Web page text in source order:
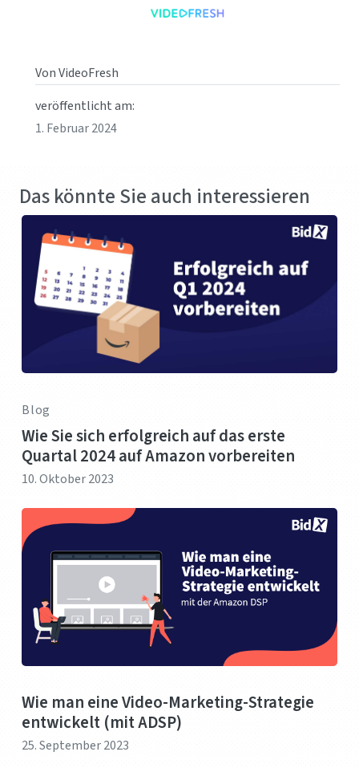
Von VideoFresh
veröffentlicht am:
1. Februar 2024
Das könnte Sie auch interessieren
Blog
Wie Sie sich erfolgreich auf das erste
Quartal 2024 auf Amazon vorbereiten
10. Oktober 2023
Wie man eine Video-Marketing-Strategie
entwickelt (mit ADSP)
25. September 2023